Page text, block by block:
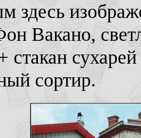
здесь
Вакано,
стакан
сортир.